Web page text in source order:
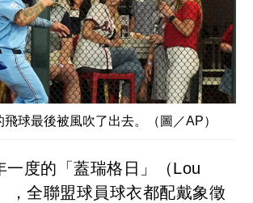
飛球最後被風吹了出去。（圖／AP）
一度的「蓋瑞格日」（Lou
，全聯盟球員球衣都配戴象徵